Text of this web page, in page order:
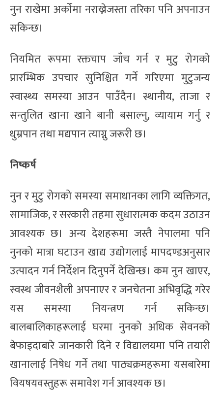
नुन राखेमा अर्कोमा नराख्नेजस्ता तरिका पनि अपनाउन
सकिन्छ।
नियमित रूपमा रक्तचाप जाँच गर्न र मुटु रोगको
प्रारम्भिक उपचार सुनिश्चित गर्ने गरिएमा मुटुजन्य
स्वास्थ्य समस्या आउन पाउँदैन। स्थानीय, ताजा र
सन्तुलित खाना खाने बानी बसाल्नु, व्यायाम गर्नु र
धुम्रपान तथा मद्यपान त्याग्नु जरूरी छ।
निष्कर्ष
नुन र मुटु रोगको समस्या समाधानका लागि व्यक्तिगत,
सामाजिक, र सरकारी तहमा सुधारात्मक कदम उठाउन
आवश्यक छ। अन्य देशहरूमा जस्तै नेपालमा पनि
नुनको मात्रा घटाउन खाद्य उद्योगलाई मापदण्डअनुसार
उत्पादन गर्न निर्देशन दिनुपर्ने देखिन्छ। कम नुन खाएर,
स्वस्थ जीवनशैली अपनाएर र जनचेतना अभिवृद्धि गरेर
यस समस्या नियन्त्रण गर्न सकिन्छ।
बालबालिकाहरूलाई घरमा नुनको अधिक सेवनको
बेफाइदाबारे जानकारी दिने र विद्यालयमा पनि तयारी
खानालाई निषेध गर्ने तथा पाठ्यक्रमहरूमा यसबारेमा
वियषयवस्तुहरू समावेश गर्न आवश्यक छ।